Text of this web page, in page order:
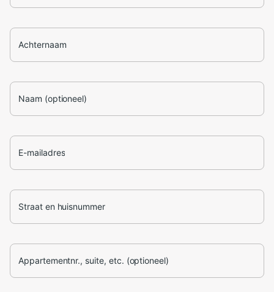
Achternaam
Naam (optioneel)
E-mailadres
Straat en huisnummer
Appartementnr., suite, etc. (optioneel)